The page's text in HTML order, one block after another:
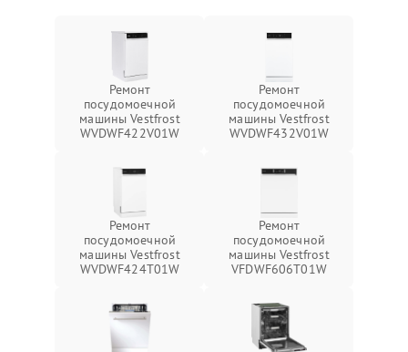
Ремонт
посудомоечной
машины Vestfrost
WVDWF422V01W
Ремонт
посудомоечной
машины Vestfrost
WVDWF432V01W
Ремонт
посудомоечной
машины Vestfrost
WVDWF424T01W
Ремонт
посудомоечной
машины Vestfrost
VFDWF606T01W